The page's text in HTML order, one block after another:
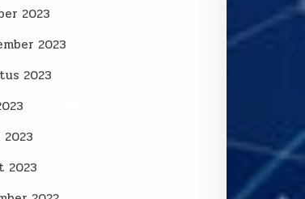
2023
2023
2023
2023